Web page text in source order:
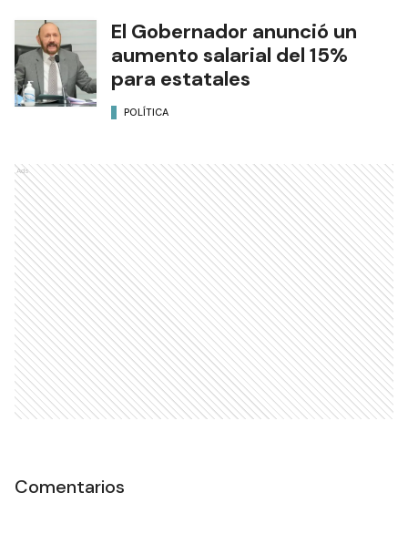
El Gobernador anunció un
aumento salarial del 15%
para estatales
POLÍTICA
Ads
Comentarios